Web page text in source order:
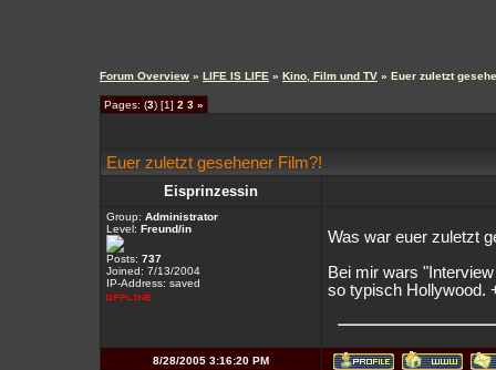
Forum Overview » LIFE IS LIFE » Kino, Film und TV » Euer zuletzt
Pages: (3) [1] 2 3 »
Euer zuletzt gesehener Film?!
Eisprinzessin
Group: Administrator
Level: Freund/in
Posts: 737
Joined: 7/13/2004
IP-Address: saved
Was war euer zuletzt
Bei mir wars
so typisch Hollywood.
8/28/2005 3:16:20 PM